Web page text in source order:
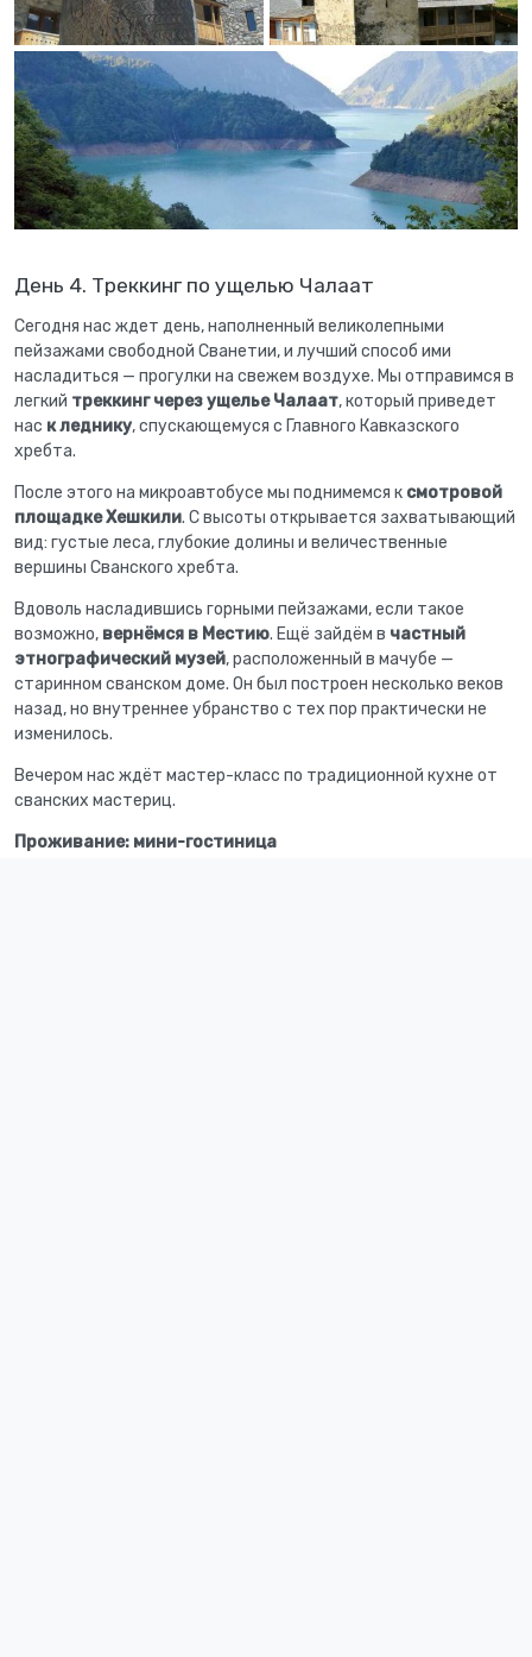
День 4. Треккинг по ущелью Чалаат
Сегодня нас ждет день, наполненный великолепными
пейзажами свободной Сванетии, и лучший способ ими
насладиться — прогулки на свежем воздухе. Мы отправимся в
легкий треккинг через ущелье Чалаат, который приведет
нас к леднику, спускающемуся с Главного Кавказского
хребта.
После этого на микроавтобусе мы поднимемся к смотровой
площадке Хешкили. С высоты открывается захватывающий
вид: густые леса, глубокие долины и величественные
вершины Сванского хребта.
Вдоволь насладившись горными пейзажами, если такое
возможно, вернёмся в Местию. Ещё зайдём в частный
этнографический музей, расположенный в мачубе —
старинном сванском доме. Он был построен несколько веков
назад, но внутреннее убранство с тех пор практически не
изменилось.
Вечером нас ждёт мастер-класс по традиционной кухне от
сванских мастериц.
Проживание: мини-гостиница